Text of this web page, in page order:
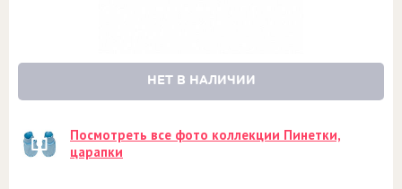
НЕТ В НАЛИЧИИ
Посмотреть все фото коллекции Пинетки,
царапки